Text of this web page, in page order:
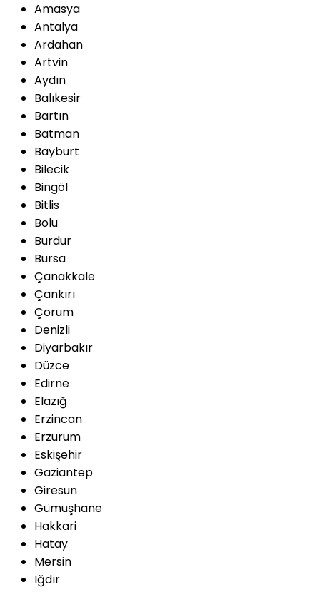
Amasya
Antalya
Ardahan
Artvin
Aydın
Balıkesir
Bartın
Batman
Bayburt
Bilecik
Bingöl
Bitlis
Bolu
Burdur
Bursa
Çanakkale
Çankırı
Çorum
Denizli
Diyarbakır
Düzce
Edirne
Elazığ
Erzincan
Erzurum
Eskişehir
Gaziantep
Giresun
Gümüşhane
Hakkari
Hatay
Mersin
Iğdır